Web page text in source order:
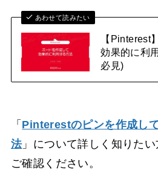
あわせて読みたい
【Pinterest
効果的に利
必見)
「 Pinterestのピンを作成し
法」について詳しく知りた
ご確認ください。